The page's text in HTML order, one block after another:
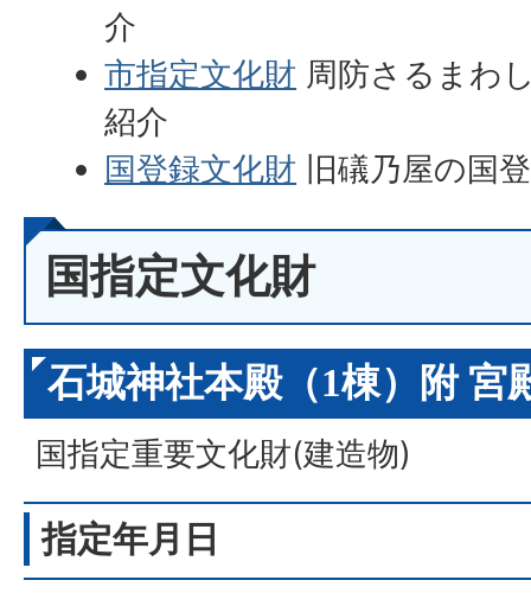
介
市指定文化財 周防さるまわ
紹介
国登録文化財 旧礒乃屋の国
国指定文化財
石城神社本殿（1棟）附 宮
国指定重要文化財(建造物)
指定年月日